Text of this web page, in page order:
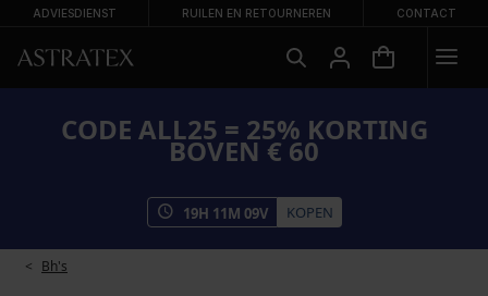
ADVIESDIENST RUILEN EN RETOURNEREN CONTACT
CODE ALL25 = 25% KORTING
BOVEN € 60
19H 11M 08V KOPEN
Bh's